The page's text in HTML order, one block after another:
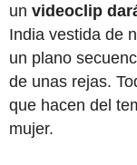
un videoclip
India vestida de
un plano
de unas rejas.
que hacen del
mujer.